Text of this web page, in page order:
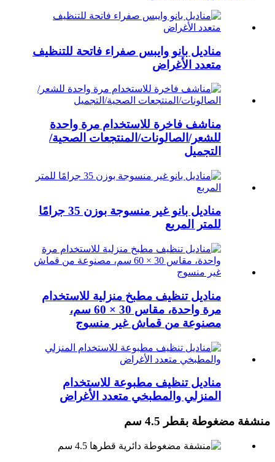
مناديل بانو وايبس صفراء فاتحة للتنظيف
متعدد الأغراض
مناشف فاخرة للاستخدام مرة واحدة
للشعر/الصالونات/المنتجعات الصحية/
التجميل
مناديل بانو غير منسوجة بوزن 35 جرامًا
للمتر المربع
مناديل تنظيف مطبخ منزلية للاستخدام
مرة واحدة، مقاس 30 × 60 سم،
مصنوعة من قماش غير منسوج
مناديل تنظيف مطبوعة للاستخدام
المنزلي والمطبخي متعدد الأغراض
منشفة مضغوطة بقطر 4.5 سم